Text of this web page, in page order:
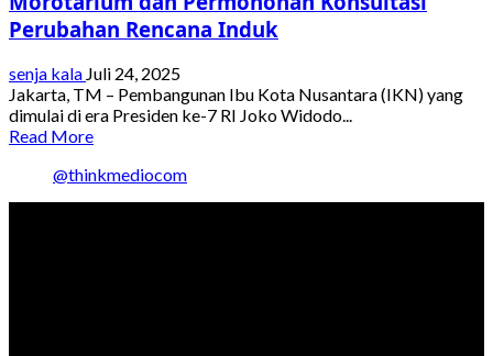
Perubahan Rencana Induk
senja kala Juli 24, 2025
Jakarta, TM – Pembangunan Ibu Kota Nusantara (IKN) yang
dimulai di era Presiden ke-7 RI Joko Widodo...
Read MoreRead
about
Pembangunan
@thinkmediocom